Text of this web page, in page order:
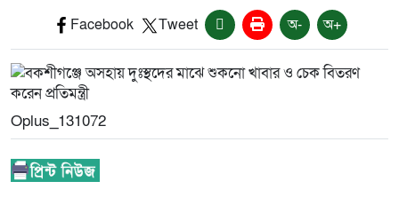
Facebook Tweet অ- অ+
Oplus_131072